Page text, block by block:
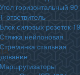
Угол горизонтальный 90
Т-ответвитель
Блок силовых розеток
Стяжка нейлоновая
Стремянка стальная
Маршрутизаторы